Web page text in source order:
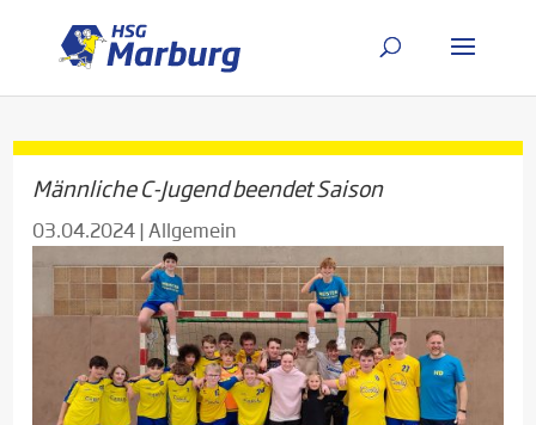
Männliche C-Jugend beendet Saison
03.04.2024|Allgemein